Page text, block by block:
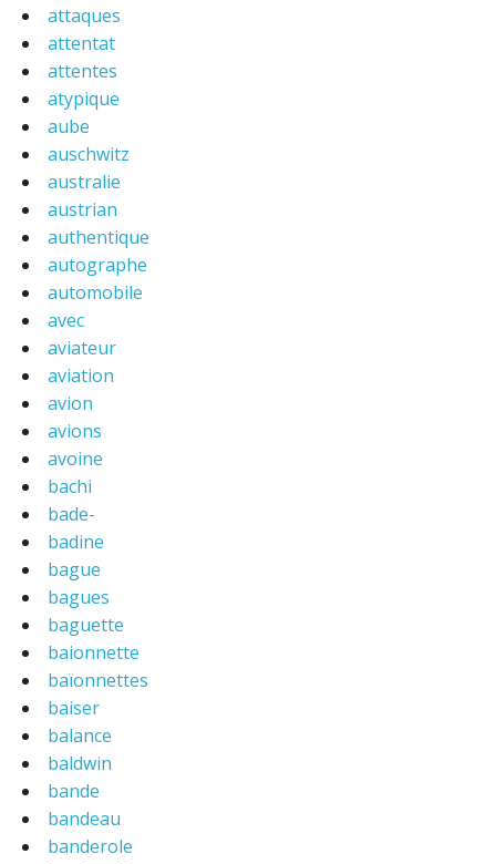
attaques
attentat
attentes
atypique
aube
auschwitz
australie
austrian
authentique
autographe
automobile
avec
aviateur
aviation
avion
avions
avoine
bachi
bade-
badine
bague
bagues
baguette
baionnette
baïonnettes
baiser
balance
baldwin
bande
bandeau
banderole